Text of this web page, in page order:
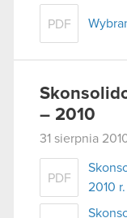
PDF
– 2010
31 sierpnia
PDF
2010 r.